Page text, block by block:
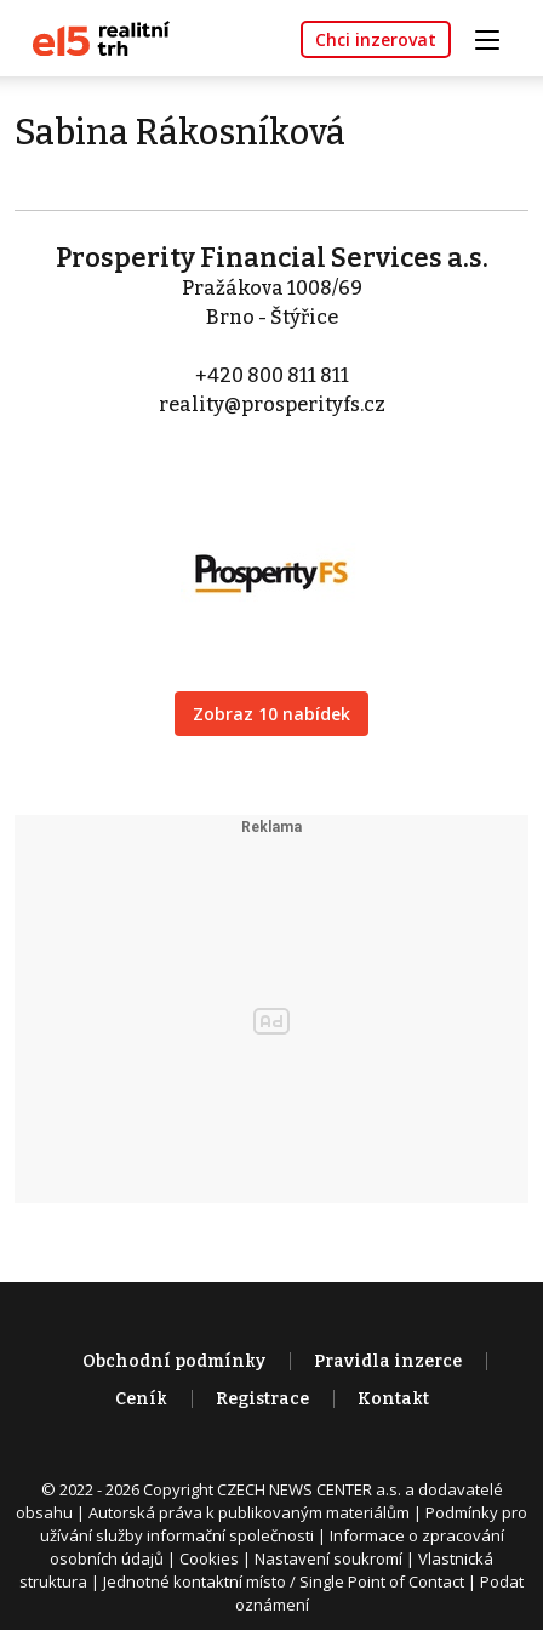
Chci inzerovat
Sabina Rákosníková
Prosperity Financial Services a.s.
Pražákova 1008/69
Brno - Štýřice
+420 800 811 811
reality@prosperityfs.cz
Zobraz 10 nabídek
Obchodní podmínky
Pravidla inzerce
Ceník
Registrace Kontakt
© 2022 - 2026 Copyright CZECH NEWS CENTER a.s. a dodavatelé
obsahu | Autorská práva k publikovaným materiálům | Podmínky pro
užívání služby informační společnosti | Informace o zpracování
osobních údajů | Cookies | Nastavení soukromí | Vlastnická
struktura | Jednotné kontaktní místo / Single Point of Contact | Podat
oznámení